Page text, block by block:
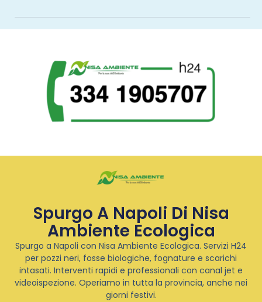
Spurgo A Napoli Di Nisa
Ambiente Ecologica
Spurgo a Napoli con Nisa Ambiente Ecologica. Servizi H24
per pozzi neri, fosse biologiche, fognature e scarichi
intasati. Interventi rapidi e professionali con canal jet e
videoispezione. Operiamo in tutta la provincia, anche nei
giorni festivi.